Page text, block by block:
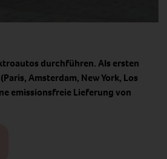
durchführen. Als ersten
Amsterdam, New York, Los
emissionsfreie Lieferung von